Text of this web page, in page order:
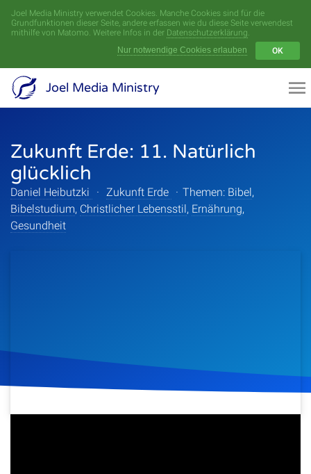
Joel Media Ministry verwendet Cookies. Manche Cookies sind für die
Grundfunktionen dieser Seite, andere erfassen wie du diese Seite verwendest
mithilfe von Matomo. Weitere Infos in der Datenschutzerklärung.
Nur notwendige Cookies erlauben
OK
Joel Media Ministry
Zukunft Erde: 11. Natürlich
glücklich
Daniel Heibutzki · Zukunft Erde · Themen: Bibel,
Bibelstudium, Christlicher Lebensstil, Ernährung,
Gesundheit
Menü
Videoarchiv
Serien
Themen